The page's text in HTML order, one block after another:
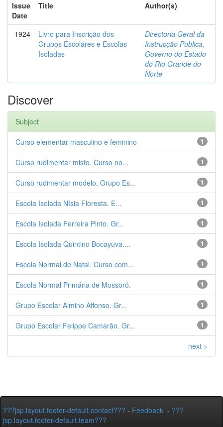
Issue
Date
Title Author(s)
1924
Livro para Inscrição dos
Grupos Escolares e Escolas
Isoladas
Directoria Geral da
Instrucção Publica,
Governo do Estado
do Rio Grande do
Norte
Discover
Subject
1
Curso elementar masculino e feminino
1
Curso rudimentar misto. Curso no...
1
Curso rudimentar modelo. Grupo Es...
1
Escola Isolada Nísia Floresta. E...
1
Escola Isolada Ferreira Pinto. Gr...
1
Escola Isolada Quintino Bocayuva....
1
Escola Normal de Natal. Curso com...
1
Escola Normal Primária de Mossoró.
1
Grupo Escolar Almino Affonso. Gr...
1
Grupo Escolar Felippe Camarão. Gr...
next >
???jsp.layout.footer-default.contact??? - Feedback - ???
jsp.layout.footer-default.team???